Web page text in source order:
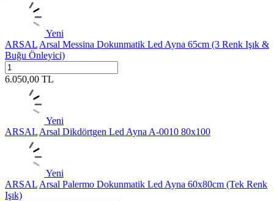
Yeni
ARSAL Arsal Messina Dokunmatik Led Ayna 65cm (3 Renk Işık &
Buğu Önleyici)
6.050,00 TL
Yeni
ARSAL Arsal Dikdörtgen Led Ayna A-0010 80x100
Yeni
ARSAL Arsal Palermo Dokunmatik Led Ayna 60x80cm (Tek Renk
Işık)